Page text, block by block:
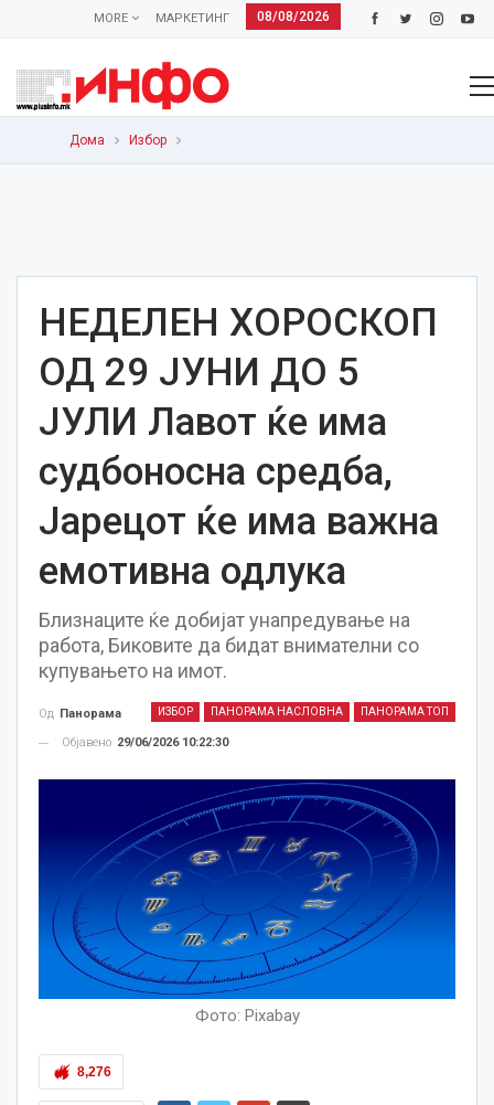
08/08/2026
МАРКЕТИНГ
MORE
Дома Избор
НЕДЕЛЕН ХОРОСКОП
ОД 29 ЈУНИ ДО 5
ЈУЛИ Лавот ќе има
судбоносна средба,
Јарецот ќе има важна
емотивна одлука
Близнаците ќе добијат унапредување на
работа, Биковите да бидат внимателни со
купувањето на имот.
ИЗБОР ПАНОРАМА НАСЛОВНА ПАНОРАМА ТОП
Од Панорама
Објавено 29/06/2026 10:22:30
Фото: Pixabay
8,276